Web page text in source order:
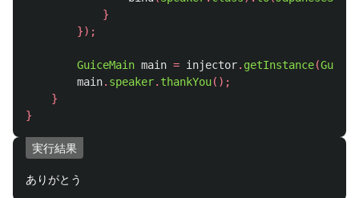
}
});
GuiceMain main = injector. getInstance(
main. speaker. thankYou();
}
}
実行結果